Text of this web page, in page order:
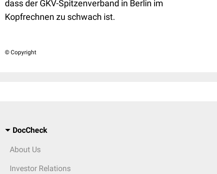
dass der GKV-Spitzenverband in Berlin im
Kopfrechnen zu schwach ist.
© Copyright
DocCheck
About Us
Investor Relations